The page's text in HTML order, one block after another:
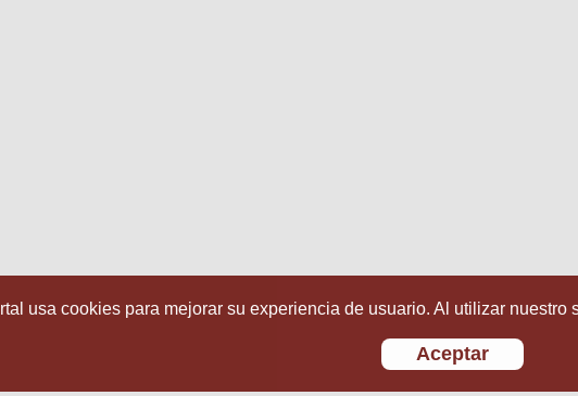
usa cookies para mejorar su experiencia de usuario. Al utilizar
Aceptar